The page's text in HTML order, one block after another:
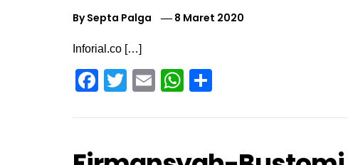
BySepta Palga 8 Maret 2020
Inforial.co […]
Facebook
TwitterEmailWhatsApp